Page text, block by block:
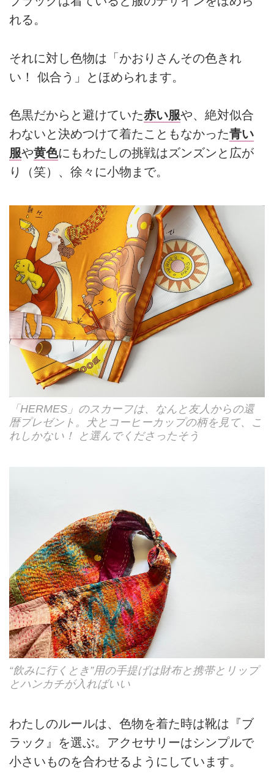
れる。
それに対し色物は「かおりさんその色きれ
い！ 似合う」とほめられます。
色黒だからと避けていた赤い服や、絶対似合
わないと決めつけて着たこともなかった青い
服や黄色にもわたしの挑戦はズンズンと広が
り（笑）、徐々に小物まで。
「HERMES」のスカーフは、なんと友人からの還
暦プレゼント。犬とコーヒーカップの柄を見て、こ
れしかない！ と選んでくださったそう
“飲みに行くとき”用の手提げは財布と携帯とリップ
とハンカチが入ればいい
わたしのルールは、色物を着た時は靴は『ブ
ラック』を選ぶ。アクセサリーはシンプルで
小さいものを合わせるようにしています。